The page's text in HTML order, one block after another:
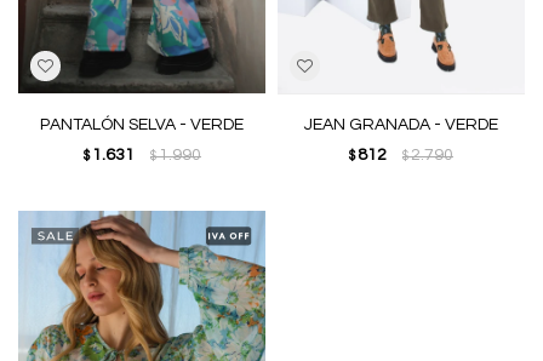
PANTALÓN SELVA - VERDE
$ 1.631 $1.990
JEAN GRANADA - VERDE
$ 812 $2.790